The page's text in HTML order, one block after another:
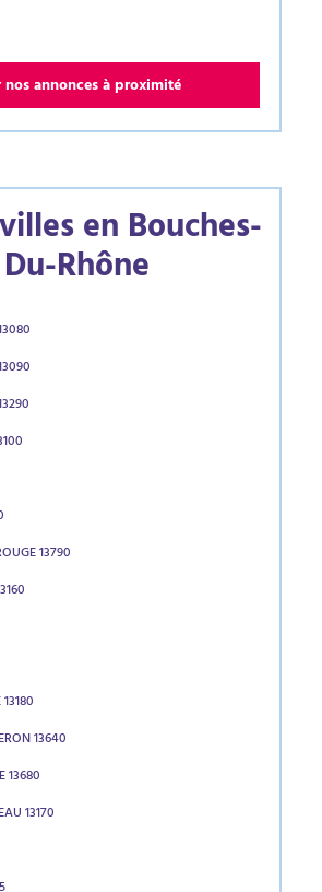
annonces à proximité
en Bouches-
Du-Rhône
13790
13640
13680
13170